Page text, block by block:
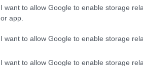
I want to allow Google to enable storage
or app.
I want to allow Google to enable storage
I want to allow Google to enable storage
Mikroblogjában Trump
nehéz dolga lesz, hogy
ellen.